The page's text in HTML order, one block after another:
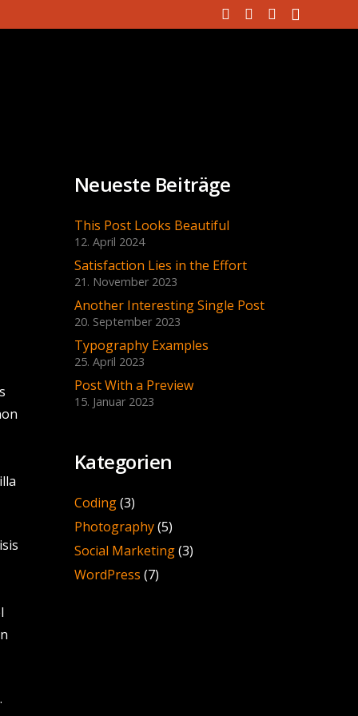
Neueste Beiträge
This Post Looks Beautiful
12. April 2024
Satisfaction Lies in the Effort
21. November 2023
Another Interesting Single Post
20. September 2023
Typography Examples
25. April 2023
Post With a Preview
15. Januar 2023
Kategorien
Coding(3)
Photography(5)
Social Marketing(3)
WordPress (7)